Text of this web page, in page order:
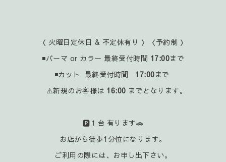
〈 火曜日定休日 & 不定休有り 〉〈予約制 〉
◾パーマ or カラー 最終受付時間 17:00まで
◾カット 最終受付時間 17:00まで
⚠️新規のお客様は 16:00 までとなります。
🅿️１台 有ります🚗
お店から徒歩1分位になります。
ご利用の際には、お申し出下さい。